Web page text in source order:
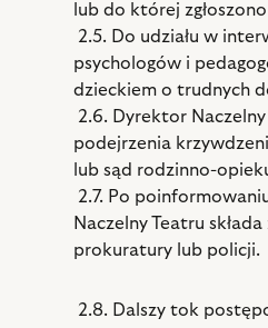
lub do której
2.5. Do udziału w
psychologów i
dzieckiem o trudnych
2.6. Dyrektor
podejrzenia
lub sąd rodzinno-
2.7. Po
Naczelny Teatru
prokuratury lub policji.
2.8. Dalszy tok